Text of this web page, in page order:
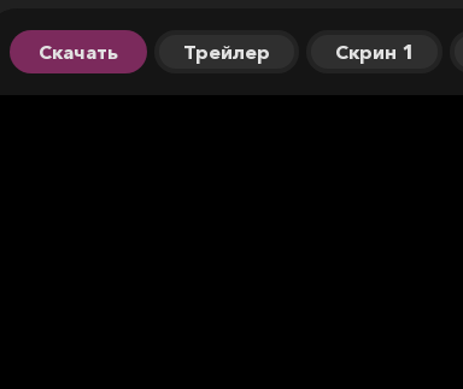
Скачать Трейлер Скрин 1